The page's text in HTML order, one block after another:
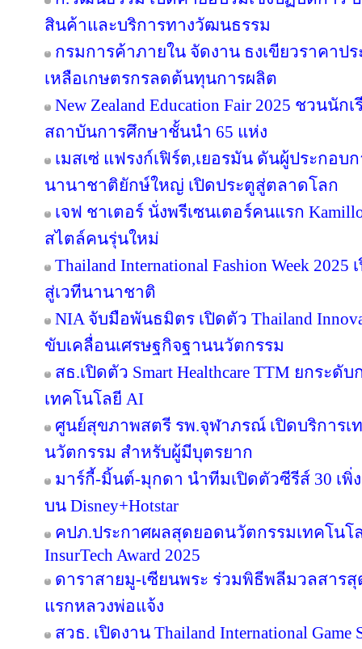
สินค้าและบริการทางวัฒนธรรม
กรมการค้าภายใน จัดงาน ธงเขียวราคาป
เหลือเกษตรกรลดต้นทุนการผลิต
New Zealand Education Fair 2025 ชวนนั
สถาบันการศึกษาชั้นนำ 65 แห่ง
เมสเซ่ แฟรงก์เฟิร์ต,เยอรมัน ดันผู้ประกอบ
นานาชาติยักษ์ใหญ่ เปิดประตูสู่ตลาดโลก
เจฟ ชาเตอร์ นั่งพรีเซนเตอร์คนแรก
สไตล์คนรุ่นใหม่
Thailand International Fashion Week
สู่เวทีนานาชาติ
NIA จับมือพันธมิตร เปิดตัว Thailand
ขับเคลื่อนเศรษฐกิจฐานนวัตกรรม
สธ.เปิดตัว Smart Healthcare TTM ยกระ
เทคโนโลยี AI
ศูนย์สุขภาพสตรี รพ.จุฬาภรณ์ เปิดบริการเ
นวัตกรรม สำหรับผู้มีบุตรยาก
มาร์กี้-มิ้นต์-มุกดา นำทีมเปิดตัวซีรีส์ 30 เพิ่
บน Disney+Hotstar
คปภ.ประกาศผลสุดยอดนวัตกรรมเทคโนโ
InsurTech Award 2025
ดาราสายมู-เซียนพระ ร่วมพิธีพลีมวลสาร
แรกหลวงพ่อแจ้ง
สวธ. เปิดงาน Thailand International Game